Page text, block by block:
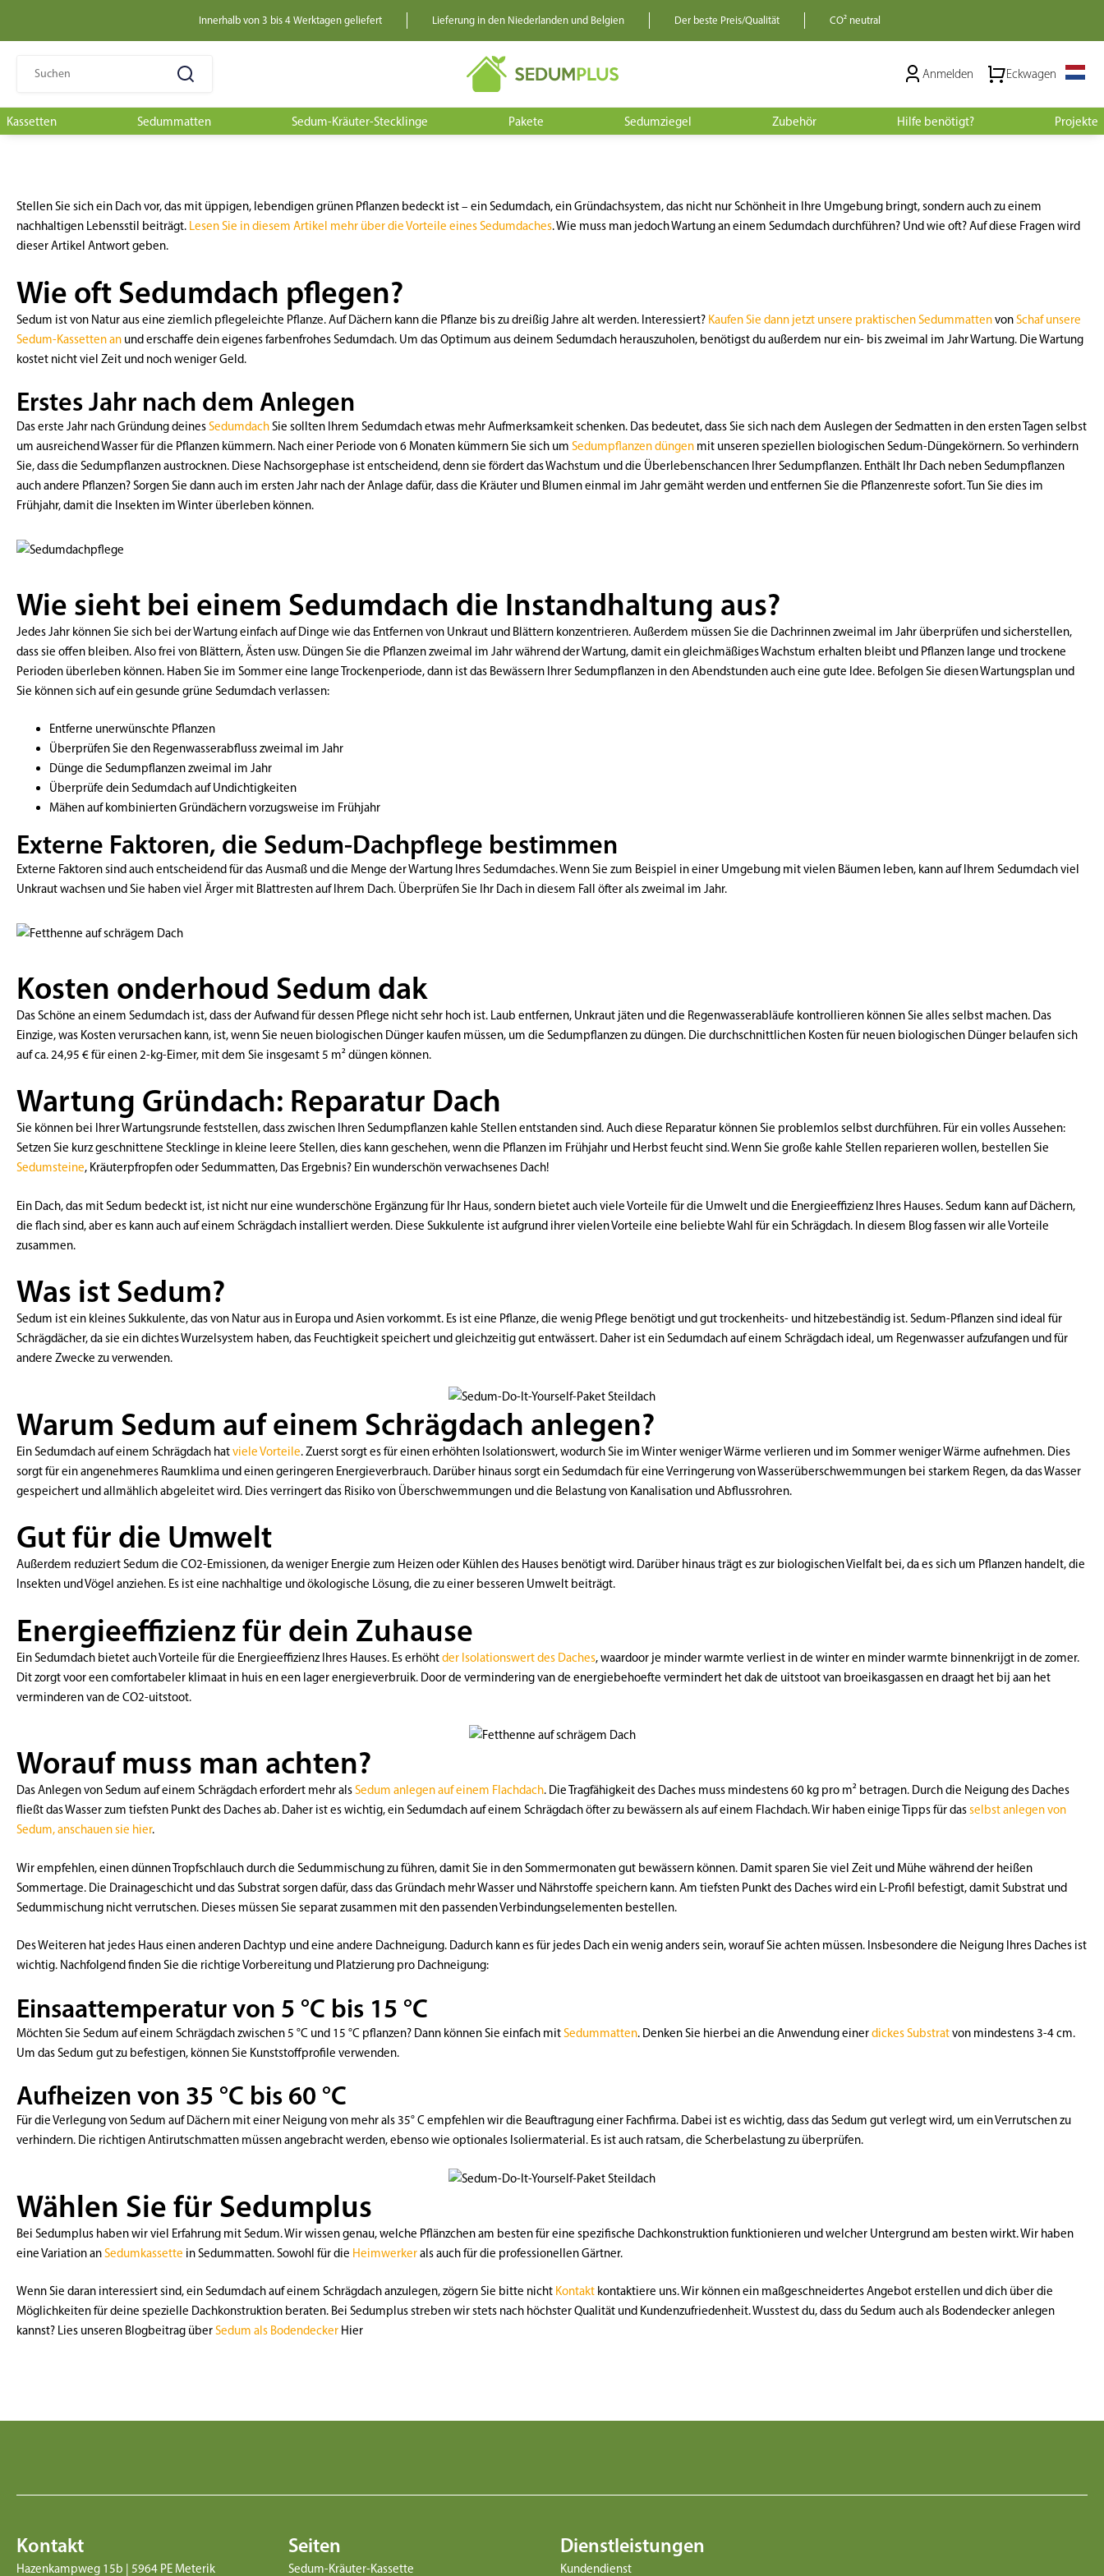
Innerhalb von 3 bis 4 Werktagen geliefert Lieferung in den Niederlanden und Belgien Der beste Preis/Qualität CO² neutral
Anmelden Eckwagen
Kassetten Sedummatten Sedum-Kräuter-Stecklinge Pakete Sedumziegel Zubehör Hilfe benötigt? Projekte
Stellen Sie sich ein Dach vor, das mit üppigen, lebendigen grünen Pflanzen bedeckt ist – ein Sedumdach, ein Gründachsystem, das nicht nur Schönheit in Ihre Umgebung bringt, sondern auch zu einem
nachhaltigen Lebensstil beiträgt. Lesen Sie in diesem Artikel mehr über die Vorteile eines Sedumdaches. Wie muss man jedoch Wartung an einem Sedumdach durchführen? Und wie oft? Auf diese Fragen wird
dieser Artikel Antwort geben.
Wie oft Sedumdach pflegen?
Sedum ist von Natur aus eine ziemlich pflegeleichte Pflanze. Auf Dächern kann die Pflanze bis zu dreißig Jahre alt werden. Interessiert? Kaufen Sie dann jetzt unsere praktischen SedummattenvonSchaf unsere
Sedum-Kassetten an und erschaffe dein eigenes farbenfrohes Sedumdach. Um das Optimum aus deinem Sedumdach herauszuholen, benötigst du außerdem nur ein- bis zweimal im Jahr Wartung. Die Wartung
kostet nicht viel Zeit und noch weniger Geld.
Erstes Jahr nach dem Anlegen
Das erste Jahr nach Gründung deinesSedumdachSie sollten Ihrem Sedumdach etwas mehr Aufmerksamkeit schenken. Das bedeutet, dass Sie sich nach dem Auslegen der Sedmatten in den ersten Tagen selbst
um ausreichend Wasser für die Pflanzen kümmern. Nach einer Periode von 6 Monaten kümmern Sie sich um Sedumpflanzen düngen mit unseren speziellen biologischen Sedum-Düngekörnern. So verhindern
Sie, dass die Sedumpflanzen austrocknen. Diese Nachsorgephase ist entscheidend, denn sie fördert das Wachstum und die Überlebenschancen Ihrer Sedumpflanzen. Enthält Ihr Dach neben Sedumpflanzen
auch andere Pflanzen? Sorgen Sie dann auch im ersten Jahr nach der Anlage dafür, dass die Kräuter und Blumen einmal im Jahr gemäht werden und entfernen Sie die Pflanzenreste sofort. Tun Sie dies im
Frühjahr, damit die Insekten im Winter überleben können.
Wie sieht bei einem Sedumdach die Instandhaltung aus?
Jedes Jahr können Sie sich bei der Wartung einfach auf Dinge wie das Entfernen von Unkraut und Blättern konzentrieren. Außerdem müssen Sie die Dachrinnen zweimal im Jahr überprüfen und sicherstellen,
dass sie offen bleiben. Also frei von Blättern, Ästen usw. Düngen Sie die Pflanzen zweimal im Jahr während der Wartung, damit ein gleichmäßiges Wachstum erhalten bleibt und Pflanzen lange und trockene
Perioden überleben können. Haben Sie im Sommer eine lange Trockenperiode, dann ist das Bewässern Ihrer Sedumpflanzen in den Abendstunden auch eine gute Idee. Befolgen Sie diesen Wartungsplan und
Sie können sich auf ein gesunde grüne Sedumdach verlassen:
Entferne unerwünschte Pflanzen
Überprüfen Sie den Regenwasserabfluss zweimal im Jahr
Dünge die Sedumpflanzen zweimal im Jahr
Überprüfe dein Sedumdach auf Undichtigkeiten
Mähen auf kombinierten Gründächern vorzugsweise im Frühjahr
Externe Faktoren, die Sedum-Dachpflege bestimmen
Externe Faktoren sind auch entscheidend für das Ausmaß und die Menge der Wartung Ihres Sedumdaches. Wenn Sie zum Beispiel in einer Umgebung mit vielen Bäumen leben, kann auf Ihrem Sedumdach viel
Unkraut wachsen und Sie haben viel Ärger mit Blattresten auf Ihrem Dach. Überprüfen Sie Ihr Dach in diesem Fall öfter als zweimal im Jahr.
Kosten onderhoud Sedum dak
Das Schöne an einem Sedumdach ist, dass der Aufwand für dessen Pflege nicht sehr hoch ist. Laub entfernen, Unkraut jäten und die Regenwasserabläufe kontrollieren können Sie alles selbst machen. Das
Einzige, was Kosten verursachen kann, ist, wenn Sie neuen biologischen Dünger kaufen müssen, um die Sedumpflanzen zu düngen. Die durchschnittlichen Kosten für neuen biologischen Dünger belaufen sich
auf ca. 24,95 € für einen 2-kg-Eimer, mit dem Sie insgesamt 5 m² düngen können.
Wartung Gründach: Reparatur Dach
Sie können bei Ihrer Wartungsrunde feststellen, dass zwischen Ihren Sedumpflanzen kahle Stellen entstanden sind. Auch diese Reparatur können Sie problemlos selbst durchführen. Für ein volles Aussehen:
Setzen Sie kurz geschnittene Stecklinge in kleine leere Stellen, dies kann geschehen, wenn die Pflanzen im Frühjahr und Herbst feucht sind. Wenn Sie große kahle Stellen reparieren wollen, bestellen Sie
Sedumsteine, Kräuterpfropfen oder Sedummatten, Das Ergebnis? Ein wunderschön verwachsenes Dach!
Ein Dach, das mit Sedum bedeckt ist, ist nicht nur eine wunderschöne Ergänzung für Ihr Haus, sondern bietet auch viele Vorteile für die Umwelt und die Energieeffizienz Ihres Hauses. Sedum kann auf Dächern,
die flach sind, aber es kann auch auf einem Schrägdach installiert werden. Diese Sukkulente ist aufgrund ihrer vielen Vorteile eine beliebte Wahl für ein Schrägdach. In diesem Blog fassen wir alle Vorteile
zusammen.
Was ist Sedum?
Sedum ist ein kleines Sukkulente, das von Natur aus in Europa und Asien vorkommt. Es ist eine Pflanze, die wenig Pflege benötigt und gut trockenheits- und hitzebeständig ist. Sedum-Pflanzen sind ideal für
Schrägdächer, da sie ein dichtes Wurzelsystem haben, das Feuchtigkeit speichert und gleichzeitig gut entwässert. Daher ist ein Sedumdach auf einem Schrägdach ideal, um Regenwasser aufzufangen und für
andere Zwecke zu verwenden.
Warum Sedum auf einem Schrägdach anlegen?
Ein Sedumdach auf einem Schrägdach hatviele Vorteile. Zuerst sorgt es für einen erhöhten Isolationswert, wodurch Sie im Winter weniger Wärme verlieren und im Sommer weniger Wärme aufnehmen. Dies
sorgt für ein angenehmeres Raumklima und einen geringeren Energieverbrauch. Darüber hinaus sorgt ein Sedumdach für eine Verringerung von Wasserüberschwemmungen bei starkem Regen, da das Wasser
gespeichert und allmählich abgeleitet wird. Dies verringert das Risiko von Überschwemmungen und die Belastung von Kanalisation und Abflussrohren.
Gut für die Umwelt
Außerdem reduziert Sedum die CO2-Emissionen, da weniger Energie zum Heizen oder Kühlen des Hauses benötigt wird. Darüber hinaus trägt es zur biologischen Vielfalt bei, da es sich um Pflanzen handelt, die
Insekten und Vögel anziehen. Es ist eine nachhaltige und ökologische Lösung, die zu einer besseren Umwelt beiträgt.
Energieeffizienz für dein Zuhause
Ein Sedumdach bietet auch Vorteile für die Energieeffizienz Ihres Hauses. Es erhöhtder Isolationswert des Daches, waardoor je minder warmte verliest in de winter en minder warmte binnenkrijgt in de zomer.
Dit zorgt voor een comfortabeler klimaat in huis en een lager energieverbruik. Door de vermindering van de energiebehoefte vermindert het dak de uitstoot van broeikasgassen en draagt het bij aan het
verminderen van de CO2-uitstoot.
Worauf muss man achten?
Das Anlegen von Sedum auf einem Schrägdach erfordert mehr alsSedum anlegen auf einem Flachdach. Die Tragfähigkeit des Daches muss mindestens 60 kg pro m² betragen. Durch die Neigung des Daches
fließt das Wasser zum tiefsten Punkt des Daches ab. Daher ist es wichtig, ein Sedumdach auf einem Schrägdach öfter zu bewässern als auf einem Flachdach. Wir haben einige Tipps für dasselbst anlegen von
Sedum, anschauen sie hier.
Wir empfehlen, einen dünnen Tropfschlauch durch die Sedummischung zu führen, damit Sie in den Sommermonaten gut bewässern können. Damit sparen Sie viel Zeit und Mühe während der heißen
Sommertage. Die Drainageschicht und das Substrat sorgen dafür, dass das Gründach mehr Wasser und Nährstoffe speichern kann. Am tiefsten Punkt des Daches wird ein L-Profil befestigt, damit Substrat und
Sedummischung nicht verrutschen. Dieses müssen Sie separat zusammen mit den passenden Verbindungselementen bestellen.
Des Weiteren hat jedes Haus einen anderen Dachtyp und eine andere Dachneigung. Dadurch kann es für jedes Dach ein wenig anders sein, worauf Sie achten müssen. Insbesondere die Neigung Ihres Daches ist
wichtig. Nachfolgend finden Sie die richtige Vorbereitung und Platzierung pro Dachneigung:
Einsaattemperatur von 5 °C bis 15 °C
Möchten Sie Sedum auf einem Schrägdach zwischen 5 °C und 15 °C pflanzen? Dann können Sie einfach mitSedummatten. Denken Sie hierbei an die Anwendung einerdickes Substratvon mindestens 3-4 cm.
Um das Sedum gut zu befestigen, können Sie Kunststoffprofile verwenden.
Aufheizen von 35 °C bis 60 °C
Für die Verlegung von Sedum auf Dächern mit einer Neigung von mehr als 35° C empfehlen wir die Beauftragung einer Fachfirma. Dabei ist es wichtig, dass das Sedum gut verlegt wird, um ein Verrutschen zu
verhindern. Die richtigen Antirutschmatten müssen angebracht werden, ebenso wie optionales Isoliermaterial. Es ist auch ratsam, die Scherbelastung zu überprüfen.
Wählen Sie für Sedumplus
Bei Sedumplus haben wir viel Erfahrung mit Sedum. Wir wissen genau, welche Pflänzchen am besten für eine spezifische Dachkonstruktion funktionieren und welcher Untergrund am besten wirkt. Wir haben
eine Variation anSedumkassette in Sedummatten. Sowohl für die Heimwerkerals auch für die professionellen Gärtner.
Wenn Sie daran interessiert sind, ein Sedumdach auf einem Schrägdach anzulegen, zögern Sie bitte nicht Kontakt kontaktiere uns. Wir können ein maßgeschneidertes Angebot erstellen und dich über die
Möglichkeiten für deine spezielle Dachkonstruktion beraten. Bei Sedumplus streben wir stets nach höchster Qualität und Kundenzufriedenheit. Wusstest du, dass du Sedum auch als Bodendecker anlegen
kannst? Lies unseren Blogbeitrag überSedum als Bodendecker Hier
Kontakt
Hazenkampweg 15b | 5964 PE Meterik
Seiten
Sedum-Kräuter-Kassette
Dienstleistungen
Kundendienst